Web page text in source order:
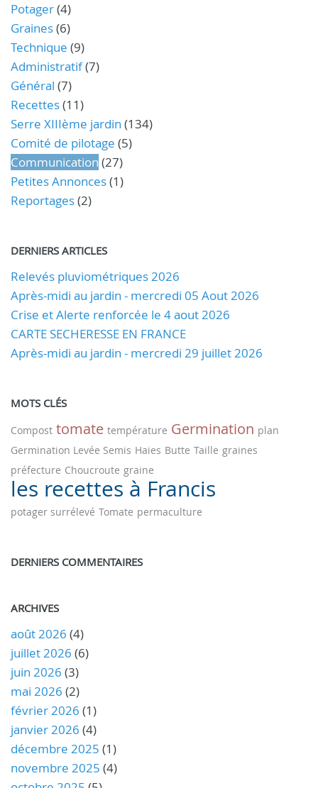
Potager(4)
Graines(6)
Technique (9)
Administratif(7)
Général (7)
Recettes(11)
Serre XIIIème jardin (134)
Comité de pilotage (5)
Communication (27)
Petites Annonces(1)
Reportages(2)
DERNIERS ARTICLES
Relevés pluviométriques 2026
Après-midi au jardin - mercredi 05 Aout 2026
Crise et Alerte renforcée le 4 aout 2026
CARTE SECHERESSE EN FRANCE
Après-midi au jardin - mercredi 29 juillet 2026
MOTS CLÉS
Compost tomate température Germination plan
Germination Levée Semis Haies Butte Taille graines
préfecture Choucroute graine
les recettes à Francis
potager surrélevé Tomate permaculture
DERNIERS COMMENTAIRES
ARCHIVES
août 2026 (4)
juillet 2026 (6)
juin 2026 (3)
mai 2026 (2)
février 2026 (1)
janvier 2026 (4)
décembre 2025 (1)
novembre 2025 (4)